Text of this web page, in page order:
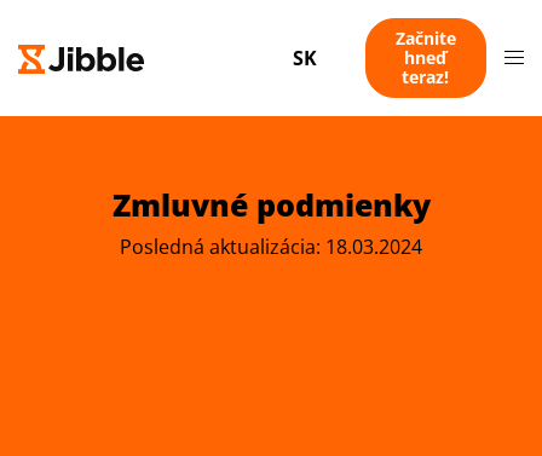
SK
Začnite
hneď
teraz!
Zmluvné podmienky
Posledná aktualizácia: 18.03.2024